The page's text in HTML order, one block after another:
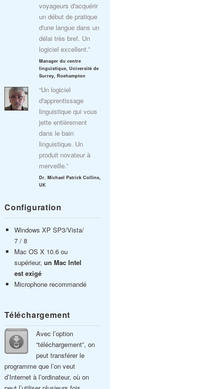
voyageurs d'acquérir
un début de pratique
d'une langue dans un
délai très bref. Un
logiciel excellent.”
Manager du centre
linguistique, Université de
Surrey, Roehampton
“Un logiciel
d'apprentissage
linguistique qui vous
jette entièrement
dans le bain
linguistique. Un
produit novateur à
merveille.”
Dr. Michael Patrick Collins,
UK
Configuration
Windows XP SP3/Vista/
7 / 8
Mac OS X 10.6 ou
supérieur, un Mac Intel
est exigé
Microphone recommandé
Téléchargement
Avec l’option
“téléchargement”, on
peut transférer le
programme que l’on veut
d’Internet à l’ordinateur, où on